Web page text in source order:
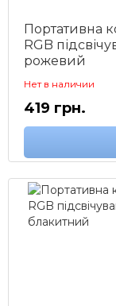
Портативна
RGB
рожевий
Нет в наличии
419 грн.